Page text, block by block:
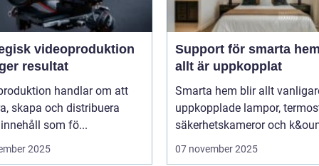
videoproduktion
resultat
handlar om att
skapa och distribuera
som fö...
2025
Support för smarta
allt är uppkopplat
Smarta hem blir allt
uppkopplade lampor,
säkerhetskameror och
07 november 2025